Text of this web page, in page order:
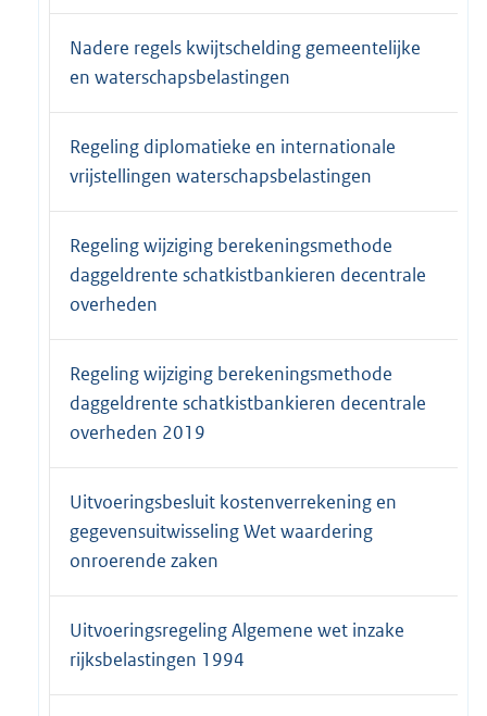
Nadere regels kwijtschelding gemeentelijke
en waterschapsbelastingen
Regeling diplomatieke en internationale
vrijstellingen waterschapsbelastingen
Regeling wijziging berekeningsmethode
daggeldrente schatkistbankieren decentrale
overheden
Regeling wijziging berekeningsmethode
daggeldrente schatkistbankieren decentrale
overheden 2019
Uitvoeringsbesluit kostenverrekening en
gegevensuitwisseling Wet waardering
onroerende zaken
Uitvoeringsregeling Algemene wet inzake
rijksbelastingen 1994